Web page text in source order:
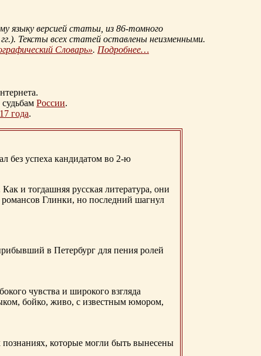
языку версией статьи, из 86-томного
). Тексты всех статей оставлены неизменными.
Словарь». Подробнее…
России.
года.
без успеха кандидатом во 2-ю
и тогдашняя русская литература, они
Глинки, но последний шагнул
в Петербург для пения ролей
чувства и широкого взгляда
бойко, живо, с известным юмором,
познаниях, которые могли быть вынесены